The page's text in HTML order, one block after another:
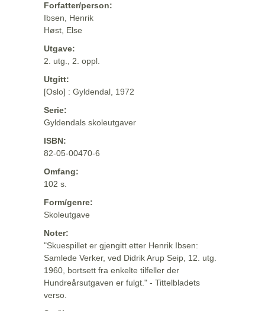
Forfatter/person:
Ibsen, Henrik
Høst, Else
Utgave:
2. utg., 2. oppl.
Utgitt:
[Oslo] : Gyldendal, 1972
Serie:
Gyldendals skoleutgaver
ISBN:
82-05-00470-6
Omfang:
102 s.
Form/genre:
Skoleutgave
Noter:
"Skuespillet er gjengitt etter Henrik Ibsen:
Samlede Verker, ved Didrik Arup Seip, 12. utg.
1960, bortsett fra enkelte tilfeller der
Hundreårsutgaven er fulgt." - Tittelbladets
verso.